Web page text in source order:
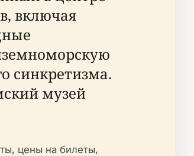
включая
синкретизма.
музей
цены на билеты,